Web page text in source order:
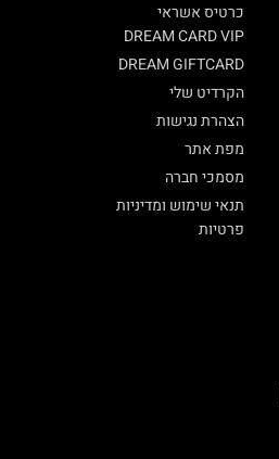
כרטיס אשראי
DREAM CARD VIP
DREAM GIFTCARD
הקרדיט שלי
הצהרת נגישות
מפת אתר
מסמכי חברה
תנאי שימוש ומדיניות
פרטיות